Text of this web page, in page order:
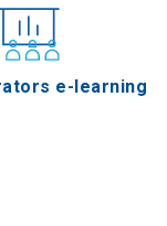
e-learning